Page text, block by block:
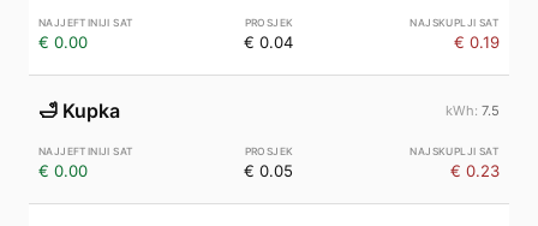
€ 0.00 € 0.04 € 0.19
🛁 Kupka 7.5
€ 0.00 € 0.05 € 0.23